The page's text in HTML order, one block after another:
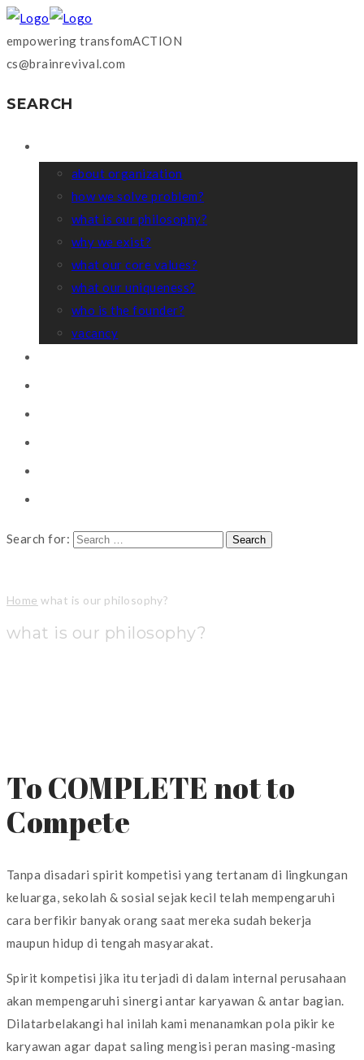
empowering transfomACTION
cs@brainrevival.com
SEARCH
about organization
how we solve problem?
what is our philosophy?
why we exist?
what our core values?
what our uniqueness?
who is the founder?
vacancy
Search for:
Home what is our philosophy?
what is our philosophy?
To COMPLETE not to
Compete
Tanpa disadari spirit kompetisi yang tertanam di lingkungan
keluarga, sekolah & sosial sejak kecil telah mempengaruhi
cara berfikir banyak orang saat mereka sudah bekerja
maupun hidup di tengah masyarakat.
Spirit kompetisi jika itu terjadi di dalam internal perusahaan
akan mempengaruhi sinergi antar karyawan & antar bagian.
Dilatarbelakangi hal inilah kami menanamkan pola pikir ke
karyawan agar dapat saling mengisi peran masing-masing